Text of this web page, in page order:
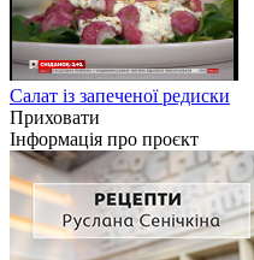
Салат із запеченої редиски
Приховати
Інформація про проєкт